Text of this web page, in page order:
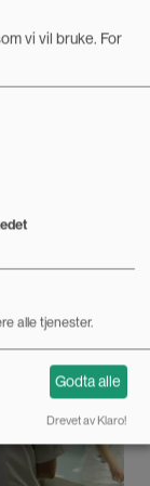
på spill
skal
I
vi det
vi vil bruke. For
alle tjenester.
Godta alle
Drevet av Klaro!